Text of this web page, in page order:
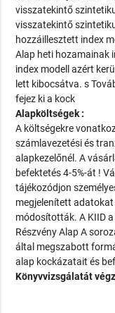
visszatekintő
visszatekintő
hozzáillesztett index
Alap heti hozamainak
index modell azért
lett kibocsátva. s
fejez ki a kock
Alapköltségek :
A költségekre
számlavezetési és
alapkezelőnél. A
befektetés 4-5%-át !
tájékozódjon
megjelenített
módosították. A KIID
Részvény Alap A
által megszabott
alap kockázatait és
Könyvvizsgálatát